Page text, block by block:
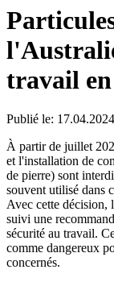
travail
Publié le: 17.04.2024
À partir de juillet
et l'installation de
de pierre) sont
souvent utilisé dans
Avec cette décision,
suivi une
sécurité au travail.
comme dangereux
concernés.